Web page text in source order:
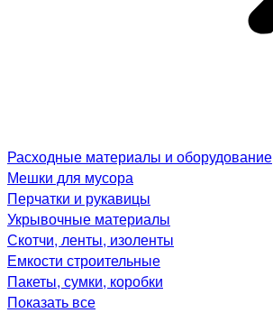
Расходные материалы и оборудование
Мешки для мусора
Перчатки и рукавицы
Укрывочные материалы
Скотчи, ленты, изоленты
Емкости строительные
Пакеты, сумки, коробки
Показать все